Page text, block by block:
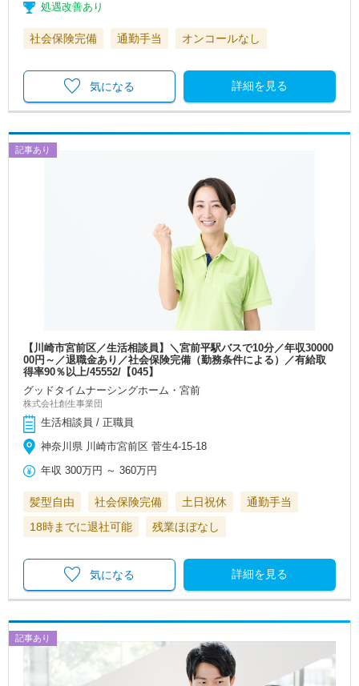
処遇改善あり
社会保険完備 通勤手当 オンコールなし
詳細を見る
気になる
記事あり
【川崎市宮前区／生活相談員】＼宮前平駅バスで10分／年収30000
00円～／退職金あり／社会保険完備（勤務条件による）／有給取
得率90％以上/45552/【045】
グッドタイムナーシングホーム・宮前
株式会社創生事業団
生活相談員 / 正職員
神奈川県 川崎市宮前区 菅生4-15-18
年収 300万円 ～360万円
髪型自由 社会保険完備 土日祝休
通勤手当
18時までに退社可能
残業ほぼなし
詳細を見る
気になる
記事あり